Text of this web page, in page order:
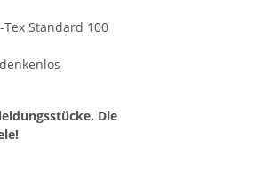
Standard 100
Die